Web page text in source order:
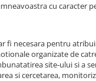
cu
fi necesara pentru
organizate de
site-ului si a
si cercetarea,